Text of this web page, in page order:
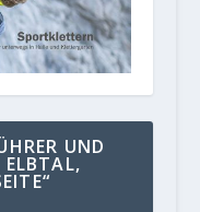
UND
ELBTAL,